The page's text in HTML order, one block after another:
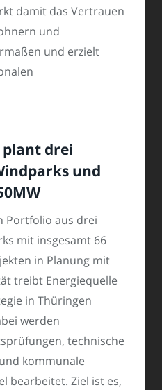
damit das Vertrauen
und
und erzielt
plant drei
und
Portfolio aus drei
mit insgesamt 66
in Planung mit
treibt Energiequelle
in Thüringen
werden
technische
kommunale
bearbeitet. Ziel ist es,